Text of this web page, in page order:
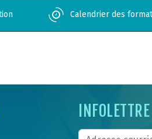
Calendrier des
INFOLETTRE